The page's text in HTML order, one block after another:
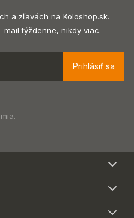
a zľavách na Koloshop.sk.
mail týždenne, nikdy viac.
Prihlásiť sa
.